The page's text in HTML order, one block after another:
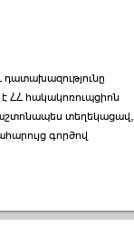
դատախազությունը
ՀՀ հակակոռուպցիոն
տեղեկացավ,
գործով